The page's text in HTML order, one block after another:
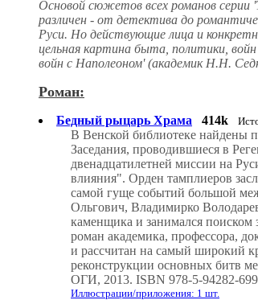
Основой сюжетов всех романов серии
различен - от детектива до
Руси. Но действующие лица и
цельная картина быта, политики,
войн с Наполеоном' (академик Н.Н.
Роман:
Бедный рыцарь Храма 414k
В Венской библиотеке найдены
Заседания, проводившиеся в
двенадцатилетней миссии на
влияния". Орден тамплиеров
самой гуще событий большой
Ольгович, Владимирко
каменщика и занимался поиском
роман академика, профессора,
и рассчитан на самый широкий
реконструкции основных битв
ОГИ, 2013. ISBN 978-5-94282-
Иллюстрации/приложения: 1 шт.